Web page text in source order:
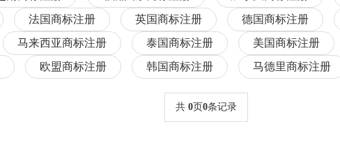
法国商标注册 英国商标注册 德国商标注册
马来西亚商标注册 泰国商标注册 美国商标注册
欧盟商标注册 韩国商标注册 马德里商标注册
共 0页0条记录